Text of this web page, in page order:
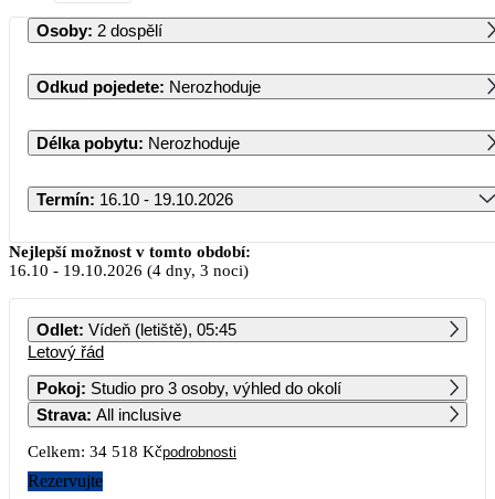
Osoby: 2 dospělí
Odkud pojedete: Nerozhoduje
Délka pobytu: Nerozhoduje
Termín: 16.10 - 19.10.2026
Říjen 2026
PO ÚT ST ČT PÁ SO NE
20 949 17 249 32 629 20 939
5 6
12
17 569
Nejlepší možnost v tomto období:
16.10 - 19.10.2026 (4 dny, 3 noci)
Odlet: Vídeň (letiště), 05:45
Letový řád
Pokoj: Studio pro 3 osoby, výhled do okolí
Strava: All inclusive
Celkem: 34 518 Kčpodrobnosti
Rezervujte